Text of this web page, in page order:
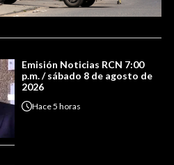
Emisión Noticias RCN 7:00
p.m. / sábado 8 de agosto de
2026
Hace5 horas